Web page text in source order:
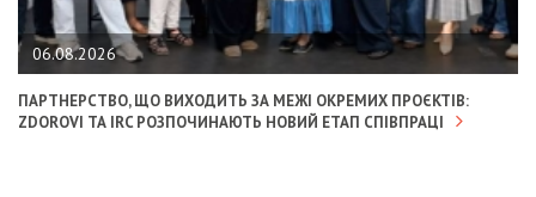
06.08.2026
ПАРТНЕРСТВО, ЩО ВИХОДИТЬ ЗА МЕЖІ ОКРЕМИХ ПРОЄКТІВ:
ZDOROVI ТА IRC РОЗПОЧИНАЮТЬ НОВИЙ ЕТАП СПІВПРАЦІ